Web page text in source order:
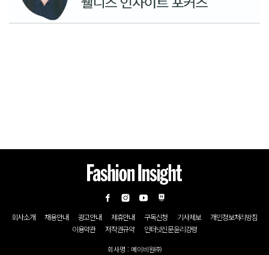
회사소개 채용안내 광고안내 제휴안내 구독신청 기사제보
개인정보처리방침
이용약관
저작권규약 인터넷신문윤리강령
회사명 : 메이비원㈜